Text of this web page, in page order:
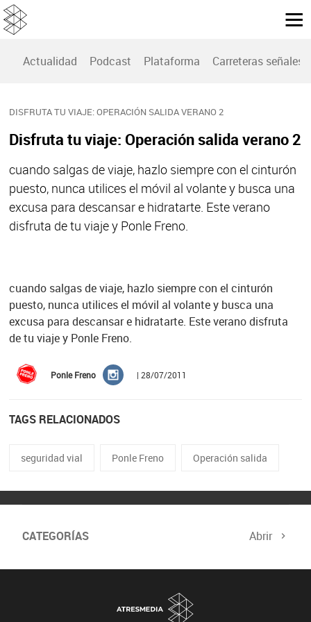
Actualidad Podcast Plataforma Carreteras señales
DISFRUTA TU VIAJE: OPERACIÓN SALIDA VERANO 2
Disfruta tu viaje: Operación salida verano 2
cuando salgas de viaje, hazlo siempre con el cinturón
puesto, nunca utilices el móvil al volante y busca una
excusa para descansar e hidratarte. Este verano
disfruta de tu viaje y Ponle Freno.
cuando salgas de viaje, hazlo siempre con el cinturón
puesto, nunca utilices el móvil al volante y busca una
excusa para descansar e hidratarte. Este verano disfruta
de tu viaje y Ponle Freno.
Ponle Freno | 28/07/2011
TAGS RELACIONADOS
seguridad vial Ponle Freno Operación salida
CATEGORÍAS Abrir